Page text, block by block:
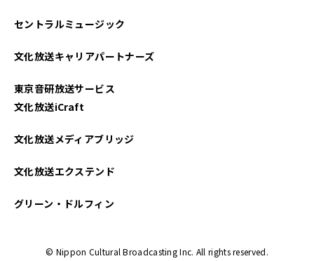
セントラルミュージック
文化放送キャリアパートナーズ
東京音研放送サービス
文化放送iCraft
文化放送メディアブリッジ
文化放送エクステンド
グリーン・ドルフィン
© Nippon Cultural Broadcasting Inc. All rights reserved.